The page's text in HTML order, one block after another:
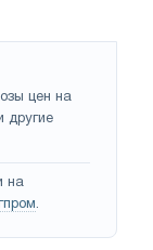
цен на
другие
на
.